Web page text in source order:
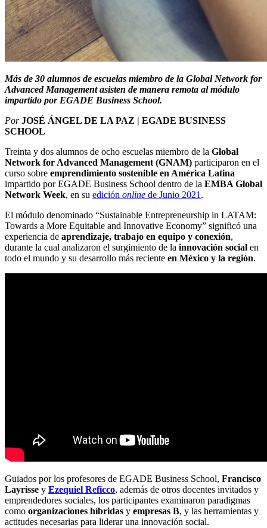
Más de 30 alumnos de escuelas miembro de la Global Network for
Advanced Management asisten de manera remota al módulo
impartido por EGADE Business School.
Por JOSÉ ÁNGEL DE LA PAZ | EGADE BUSINESS
SCHOOL
Treinta y dos alumnos de ocho escuelas miembro de la Global
Network for Advanced Management (GNAM) participaron en el
curso sobre emprendimiento sostenible en América Latina
impartido por EGADE Business School dentro de la EMBA Global
Network Week, en su edición online de Junio 2021.
El módulo denominado “Sustainable Entrepreneurship in LATAM:
Towards a More Equitable and Innovative Economy” significó una
experiencia de aprendizaje, trabajo en equipo y conexión,
durante la cual analizaron el surgimiento de la innovación social en
todo el mundo y su desarrollo más reciente en México y la región.
Guiados por los profesores de EGADE Business School, Francisco
Layrisse y Ezequiel Reficco, además de otros docentes invitados y
emprendedores sociales, los participantes examinaron paradigmas
como organizaciones híbridas y empresas B, y las herramientas y
actitudes necesarias para liderar una innovación social.